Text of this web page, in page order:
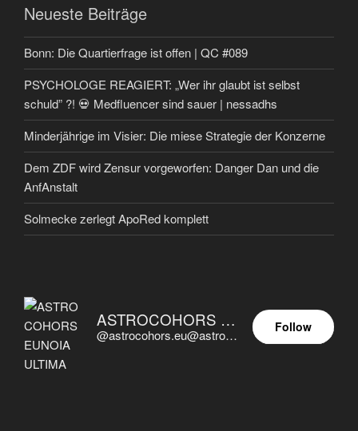
Neueste Beiträge
Bonn: Die Quartierfrage ist offen | QC #089
PSYCHOLOGE REAGIERT: „Wer ihr glaubt ist selbst
schuld” ?! 💀 Medfluencer sind sauer | nessadhs
Minderjährige im Visier: Die miese Strategie der Konzerne
Dem ZDF wird Zensur vorgeworfen: Danger Dan und die
AnfAnstalt
Solmecke zerlegt ApoRed komplett
ASTROCOHORS EUNOIA ULTIMA
@astrocohors.eu@astrocohors.eu
Follow